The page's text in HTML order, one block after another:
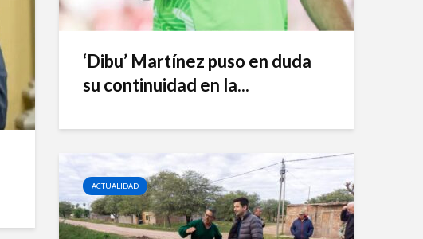
‘Dibu’ Martínez puso en duda
su continuidad en la...
ACTUALIDAD